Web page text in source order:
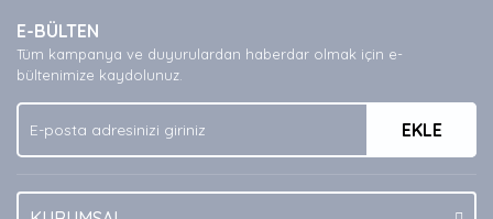
Ürün açıklamasında eksik bilgiler bulunuyor.
Ürün bilgilerinde hatalar bulunuyor.
Ürün fiyatı diğer sitelerden daha pahalı.
Bu ürüne benzer farklı alternatifler olmalı.
E-BÜLTEN
Tüm kampanya ve duyurulardan haberdar olmak için e-
bültenimize kaydolunuz.
EKLE